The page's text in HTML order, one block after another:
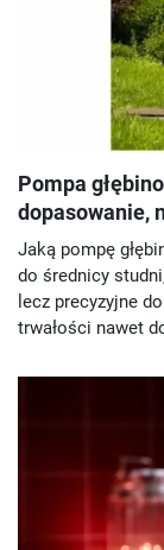
Pompa
dopasowanie,
Jaką pompę
do średnicy
lecz precyzyjne
trwałości nawet